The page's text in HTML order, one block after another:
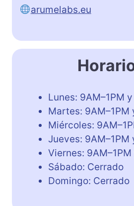
arumelabs.eu
Lunes: 9AM–1PM
Martes: 9AM–1PM
Miércoles:
Jueves: 9AM–1PM
Viernes:
Sábado: Cerrado
Domingo: Cerrado